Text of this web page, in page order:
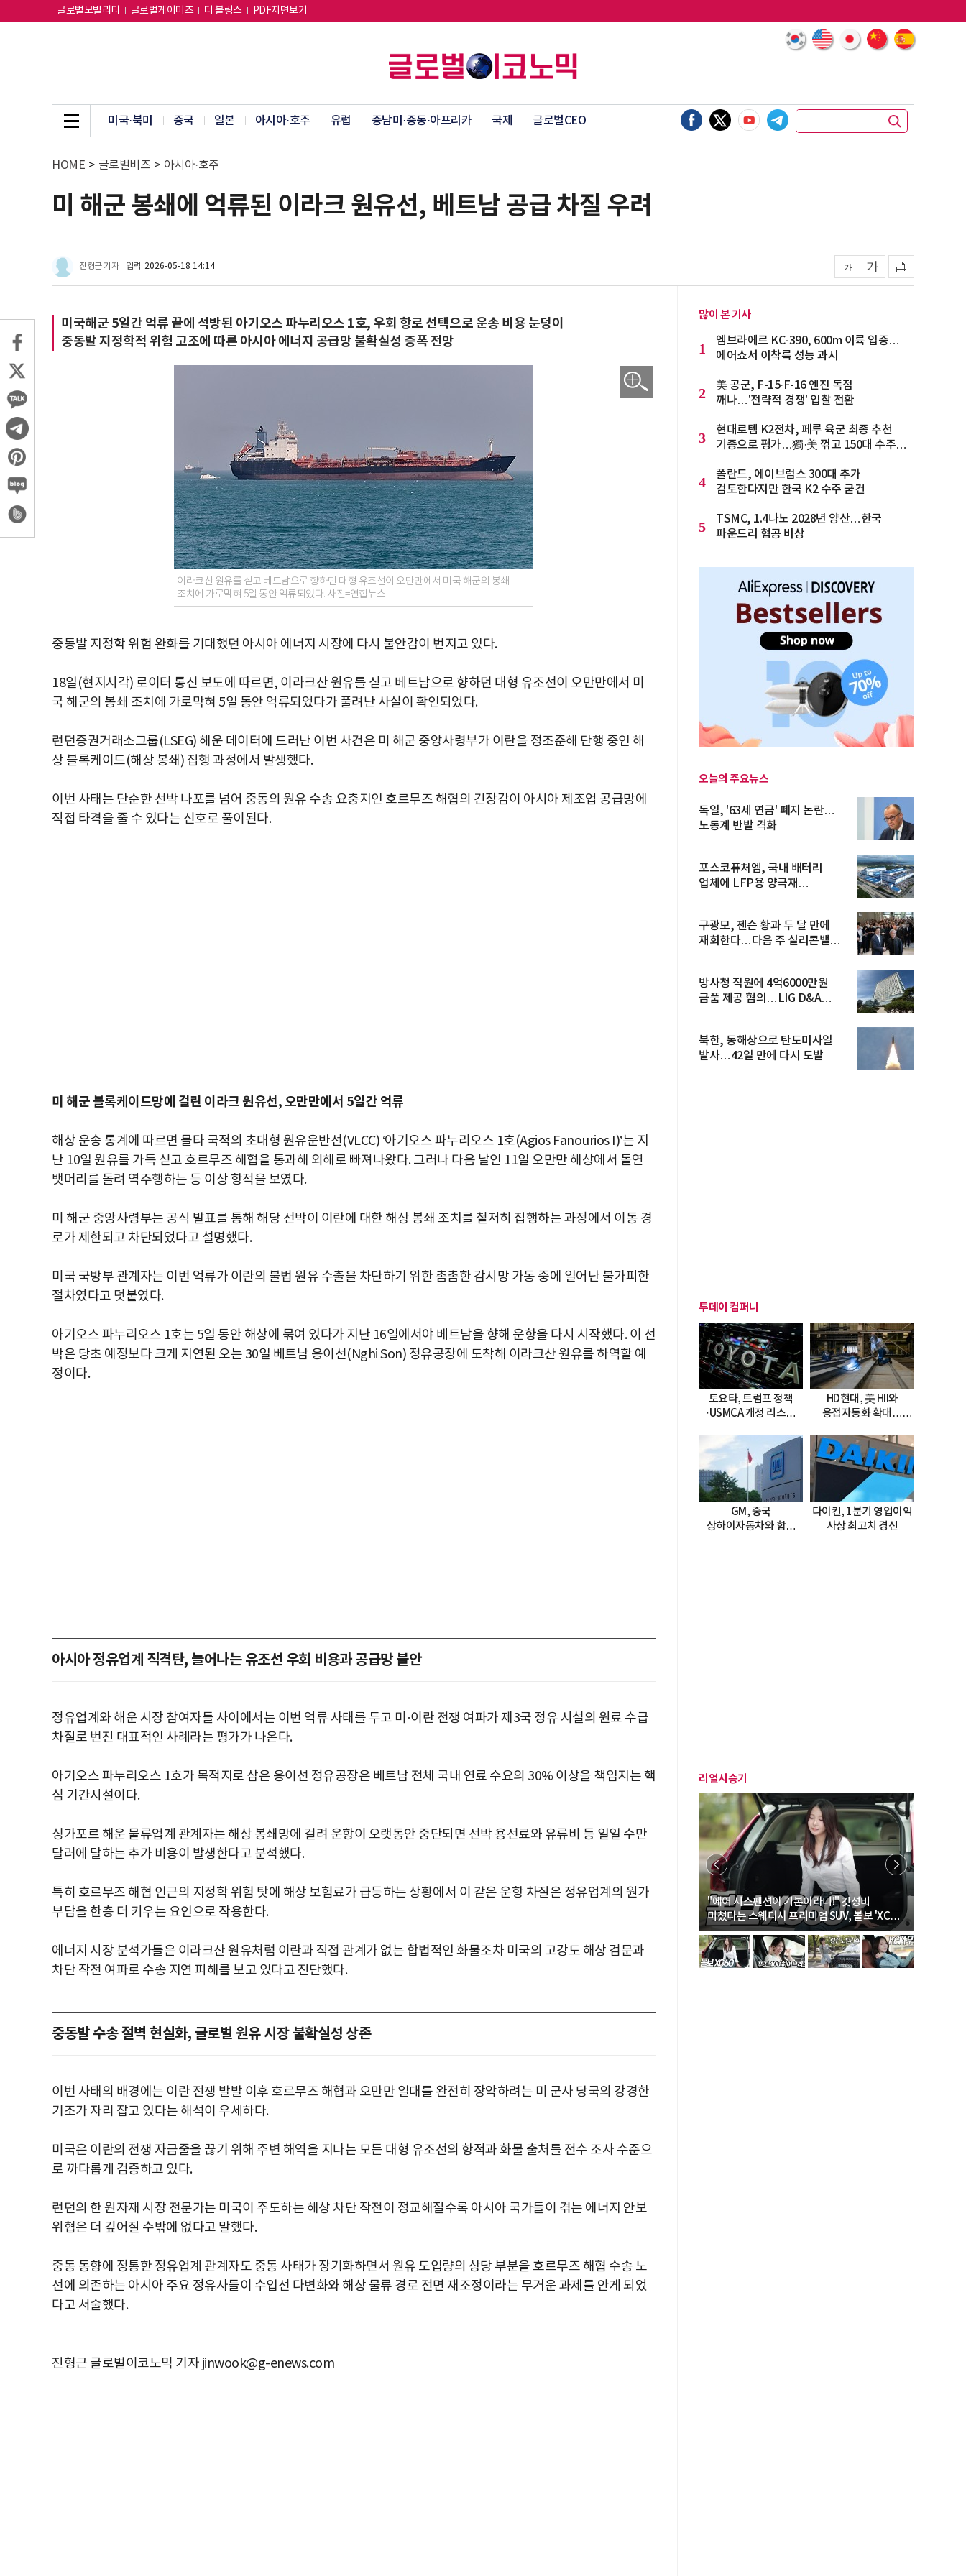
글로벌모빌리티 글로벌게이머즈 더 블링스 PDF지면보기
미국·북미 중국 일본 아시아·호주 유럽 중남미·중동·아프리카 국제 글로벌CEO
HOME > 글로벌비즈 > 아시아·호주
미 해군 봉쇄에 억류된 이라크 원유선, 베트남 공급 차질 우려
진형근 기자 입력 2026-05-18 14:14
미국해군 5일간 억류 끝에 석방된 아기오스 파누리오스 1호, 우회 항로 선택으로 운송 비용 눈덩이
중동발 지정학적 위험 고조에 따른 아시아 에너지 공급망 불확실성 증폭 전망
이라크산 원유를 싣고 베트남으로 향하던 대형 유조선이 오만만에서 미국 해군의 봉쇄
조치에 가로막혀 5일 동안 억류되었다. 사진=연합뉴스
중동발 지정학 위험 완화를 기대했던 아시아 에너지 시장에 다시 불안감이 번지고 있다.
18일(현지시각) 로이터 통신 보도에 따르면, 이라크산 원유를 싣고 베트남으로 향하던 대형 유조선이 오만만에서 미
국 해군의 봉쇄 조치에 가로막혀 5일 동안 억류되었다가 풀려난 사실이 확인되었다.
런던증권거래소그룹(LSEG) 해운 데이터에 드러난 이번 사건은 미 해군 중앙사령부가 이란을 정조준해 단행 중인 해
상 블록케이드(해상 봉쇄) 집행 과정에서 발생했다.
이번 사태는 단순한 선박 나포를 넘어 중동의 원유 수송 요충지인 호르무즈 해협의 긴장감이 아시아 제조업 공급망에
직접 타격을 줄 수 있다는 신호로 풀이된다.
미 해군 블록케이드망에 걸린 이라크 원유선, 오만만에서 5일간 억류
해상 운송 통계에 따르면 몰타 국적의 초대형 원유운반선(VLCC) ‘아기오스 파누리오스 1호(Agios Fanourios I)’는 지
난 10일 원유를 가득 싣고 호르무즈 해협을 통과해 외해로 빠져나왔다. 그러나 다음 날인 11일 오만만 해상에서 돌연
뱃머리를 돌려 역주행하는 등 이상 항적을 보였다.
미 해군 중앙사령부는 공식 발표를 통해 해당 선박이 이란에 대한 해상 봉쇄 조치를 철저히 집행하는 과정에서 이동 경
로가 제한되고 차단되었다고 설명했다.
미국 국방부 관계자는 이번 억류가 이란의 불법 원유 수출을 차단하기 위한 촘촘한 감시망 가동 중에 일어난 불가피한
절차였다고 덧붙였다.
아기오스 파누리오스 1호는 5일 동안 해상에 묶여 있다가 지난 16일에서야 베트남을 향해 운항을 다시 시작했다. 이 선
박은 당초 예정보다 크게 지연된 오는 30일 베트남 응이선(Nghi Son) 정유공장에 도착해 이라크산 원유를 하역할 예
정이다.
아시아 정유업계 직격탄, 늘어나는 유조선 우회 비용과 공급망 불안
정유업계와 해운 시장 참여자들 사이에서는 이번 억류 사태를 두고 미·이란 전쟁 여파가 제3국 정유 시설의 원료 수급
차질로 번진 대표적인 사례라는 평가가 나온다.
아기오스 파누리오스 1호가 목적지로 삼은 응이선 정유공장은 베트남 전체 국내 연료 수요의 30% 이상을 책임지는 핵
심 기간시설이다.
싱가포르 해운 물류업계 관계자는 해상 봉쇄망에 걸려 운항이 오랫동안 중단되면 선박 용선료와 유류비 등 일일 수만
달러에 달하는 추가 비용이 발생한다고 분석했다.
특히 호르무즈 해협 인근의 지정학 위험 탓에 해상 보험료가 급등하는 상황에서 이 같은 운항 차질은 정유업계의 원가
부담을 한층 더 키우는 요인으로 작용한다.
에너지 시장 분석가들은 이라크산 원유처럼 이란과 직접 관계가 없는 합법적인 화물조차 미국의 고강도 해상 검문과
차단 작전 여파로 수송 지연 피해를 보고 있다고 진단했다.
중동발 수송 절벽 현실화, 글로벌 원유 시장 불확실성 상존
이번 사태의 배경에는 이란 전쟁 발발 이후 호르무즈 해협과 오만만 일대를 완전히 장악하려는 미 군사 당국의 강경한
기조가 자리 잡고 있다는 해석이 우세하다.
미국은 이란의 전쟁 자금줄을 끊기 위해 주변 해역을 지나는 모든 대형 유조선의 항적과 화물 출처를 전수 조사 수준으
로 까다롭게 검증하고 있다.
런던의 한 원자재 시장 전문가는 미국이 주도하는 해상 차단 작전이 정교해질수록 아시아 국가들이 겪는 에너지 안보
위협은 더 깊어질 수밖에 없다고 말했다.
중동 동향에 정통한 정유업계 관계자도 중동 사태가 장기화하면서 원유 도입량의 상당 부분을 호르무즈 해협 수송 노
선에 의존하는 아시아 주요 정유사들이 수입선 다변화와 해상 물류 경로 전면 재조정이라는 무거운 과제를 안게 되었
다고 서술했다.
진형근 글로벌이코노믹 기자 jinwook@g-enews.com
많이 본 기사
1
엠브라에르 KC-390, 600m 이륙 입증…
에어쇼서 이착륙 성능 과시
2
美 공군, F-15·F-16 엔진 독점
깨나…'전략적 경쟁' 입찰 전환
3
현대로템 K2전차, 페루 육군 최종 추천
기종으로 평가…獨·美 꺾고 150대 수주
4
폴란드, 에이브럼스 300대 추가
검토한다지만 한국 K2 수주 굳건
5
TSMC, 1.4나노 2028년 양산…한국
파운드리 협공 비상
오늘의 주요뉴스
독일, '63세 연금' 폐지 논란…
노동계 반발 격화
포스코퓨처엠, 국내 배터리
업체에 LFP용 양극재
구광모, 젠슨 황과 두 달 만에
재회한다…다음 주 실리콘밸리
방사청 직원에 4억6000만원
금품 제공 혐의…LIG D&A
북한, 동해상으로 탄도미사일
발사…42일 만에 다시 도발
투데이 컴퍼니
토요타, 트럼프 정책
·USMCA 개정 리스크
HD현대, 美 HII와
용접자동화 확대…
도입
GM, 중국
상하이자동차와 합작
다이킨, 1분기 영업이익
사상 최고치 경신
리얼시승기
박지수 아나운서가 타본 ‘전설의 무쏘’… “여성·
"에어 서스펜션이 기본이라니!" 갓성비
미쳤다는 스웨디시 프리미엄 SUV, 볼보 'XC60
B5 울트라'